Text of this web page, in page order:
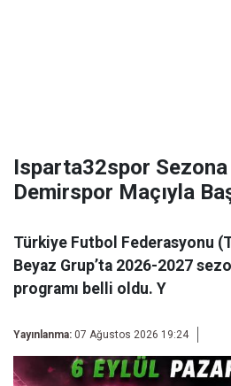
Isparta32spor
Demirspor Maçıyla
Türkiye Futbol Federasyonu
Beyaz Grup’ta 2026-2027
programı belli oldu. Y
Yayınlanma: 07 Ağustos 2026 19:24